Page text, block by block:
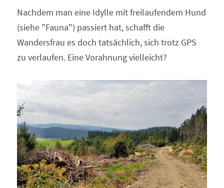
Nachdem man eine Idylle mit freilaufendem Hund
(siehe "Fauna") passiert hat, schafft die
Wandersfrau es doch tatsächlich, sich trotz GPS
zu verlaufen. Eine Vorahnung vielleicht?